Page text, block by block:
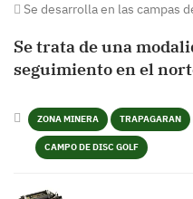
Se desarrolla en las campas
Se trata de una
seguimiento en el
ZONA MINERA TRAPAGARAN
CAMPO DE DISC GOLF